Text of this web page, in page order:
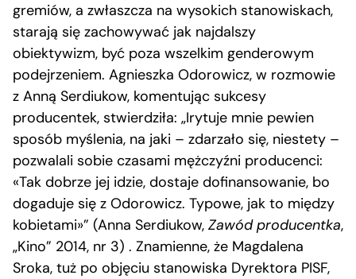
gremiów, a zwłaszcza na wysokich stanowiskach,
starają się zachowywać jak najdalszy
obiektywizm, być poza wszelkim genderowym
podejrzeniem. Agnieszka Odorowicz, w rozmowie
z Anną Serdiukow, komentując sukcesy
producentek, stwierdziła: „Irytuje mnie pewien
sposób myślenia, na jaki – zdarzało się, niestety –
pozwalali sobie czasami mężczyźni producenci:
«Tak dobrze jej idzie, dostaje dofinansowanie, bo
dogaduje się z Odorowicz. Typowe, jak to między
kobietami»” (Anna Serdiukow, Zawód producentka,
„Kino” 2014, nr 3) . Znamienne, że Magdalena
Sroka, tuż po objęciu stanowiska Dyrektora PISF,